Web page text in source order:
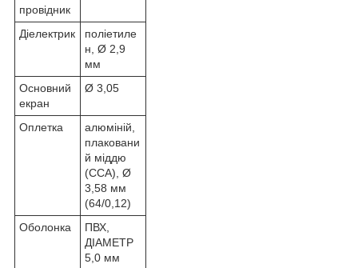
провідник
Діелектрик
поліетиле
н, Ø 2,9
мм
Основний
екран
Ø 3,05
Оплетка
алюміній,
плаковани
й міддю
(CCA), Ø
3,58 мм
(64/0,12)
Оболонка
ПВХ,
ДІАМЕТР
5,0 мм